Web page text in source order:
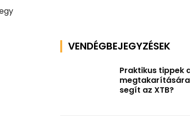
VENDÉGBEJEGYZÉSEK
Praktikus tippek
segít az XTB?